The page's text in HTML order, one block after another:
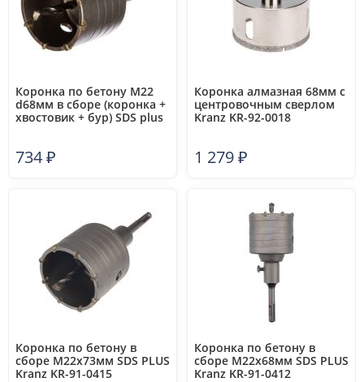
Коронка по бетону М22
d68мм в сборе (коронка +
хвостовик + бур) SDS plus
734₽
Коронка алмазная 68мм с
центровочным сверлом
Kranz KR-92-0018
1 279₽
Коронка по бетону в
сборе М22х73мм SDS PLUS
Kranz KR-91-0415
Коронка по бетону в
сборе М22х68мм SDS PLUS
Kranz KR-91-0412